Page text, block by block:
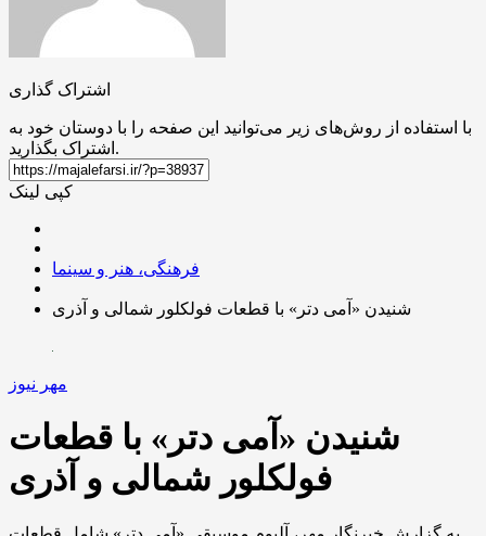
اشتراک گذاری
با استفاده از روش‌های زیر می‌توانید این صفحه را با دوستان خود به
اشتراک بگذارید.
کپی لینک
فرهنگی، هنر و سینما
شنیدن «آمی دتر» با قطعات فولکلور شمالی و آذری
مهر نیوز
شنیدن «آمی دتر» با قطعات
فولکلور شمالی و آذری